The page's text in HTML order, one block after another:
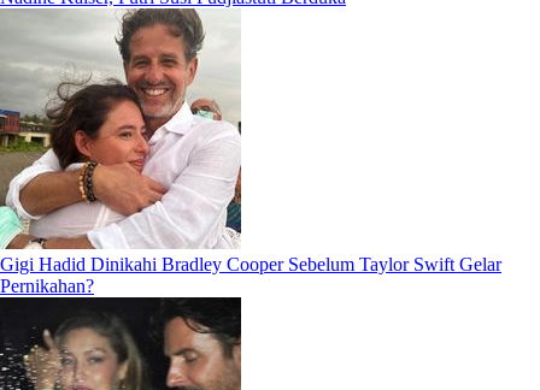
Gigi Hadid Dinikahi Bradley Cooper Sebelum Taylor Swift Gelar
Pernikahan?